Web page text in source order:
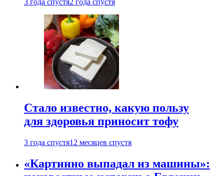
3 года спустя2 года спустя
Стало известно, какую пользу
для здоровья приносит тофу
3 года спустя12 месяцев спустя
«Картинно выпадал из машины»: